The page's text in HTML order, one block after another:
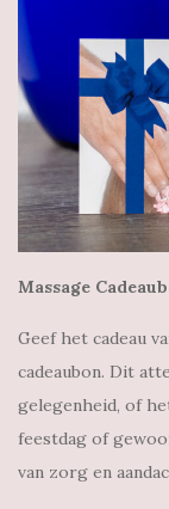
Massage
Geef het cadeau
cadeaubon. Dit
gelegenheid, of
feestdag of
van zorg en